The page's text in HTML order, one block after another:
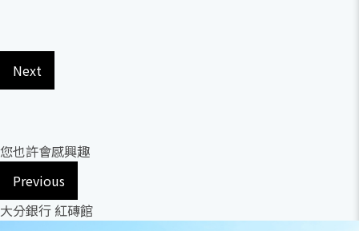
Next
您也許會感興趣
Previous
大分銀行 紅磚館